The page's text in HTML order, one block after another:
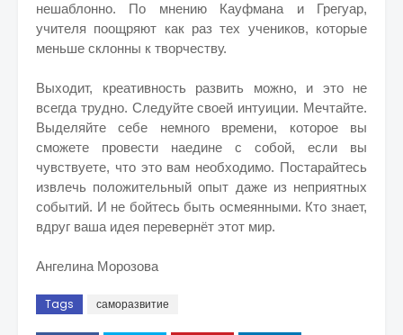
нешаблонно. По мнению Кауфмана и Грегуар,
учителя поощряют как раз тех учеников, которые
меньше склонны к творчеству.
Выходит, креативность развить можно, и это не
всегда трудно. Следуйте своей интуиции. Мечтайте.
Выделяйте себе немного времени, которое вы
сможете провести наедине с собой, если вы
чувствуете, что это вам необходимо. Постарайтесь
извлечь положительный опыт даже из неприятных
событий. И не бойтесь быть осмеянными. Кто знает,
вдруг ваша идея перевернёт этот мир.
Ангелина Морозова
Tags саморазвитие